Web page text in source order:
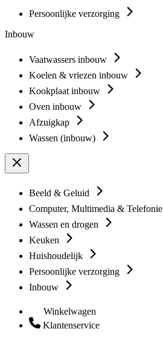
Persoonlijke verzorging
Inbouw
Vaatwassers inbouw
Koelen & vriezen inbouw
Kookplaat inbouw
Oven inbouw
Afzuigkap
Wassen (inbouw)
Beeld & Geluid
Computer, Multimedia & Telefonie
Wassen en drogen
Keuken
Huishoudelijk
Persoonlijke verzorging
Inbouw
Winkelwagen
Klantenservice